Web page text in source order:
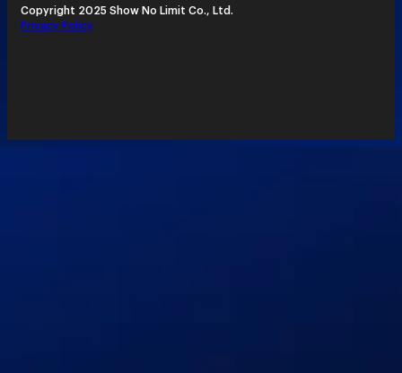
Copyright 2025 Show No Limit Co., Ltd.
Privacy Policy